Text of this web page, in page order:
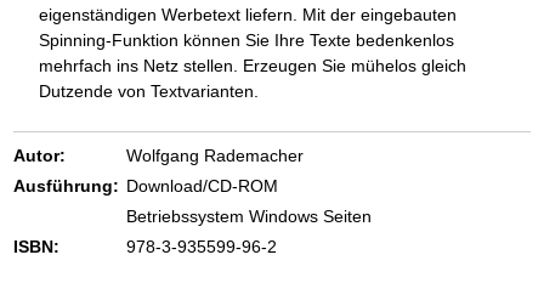
eigenständigen Werbetext liefern. Mit der eingebauten
Spinning-Funktion können Sie Ihre Texte bedenkenlos
mehrfach ins Netz stellen. Erzeugen Sie mühelos gleich
Dutzende von Textvarianten.
Autor:
Wolfgang Rademacher
Ausführung: Download/CD-ROM
Betriebssystem Windows Seiten
ISBN:
978-3-935599-96-2